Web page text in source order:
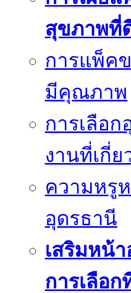
สุขภาพที่
การแพ็ค
มีคุณภาพ
การเลือ
งานที่เกี่ย
ความหรู
อุดรธานี
เสริมหน้
การเลือก